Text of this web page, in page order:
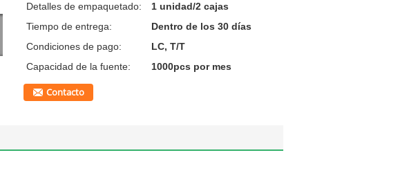
Detalles de empaquetado:
1 unidad/2 cajas
Tiempo de entrega:
Dentro de los 30 días
Condiciones de pago:
LC, T/T
Capacidad de la fuente:
1000pcs por mes
Contacto